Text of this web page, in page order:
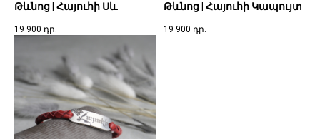
Թևնոց | Հայուհի Սև
19 900 դր.
Թևնոց | Հայուհի Կապույտ
19 900 դր.